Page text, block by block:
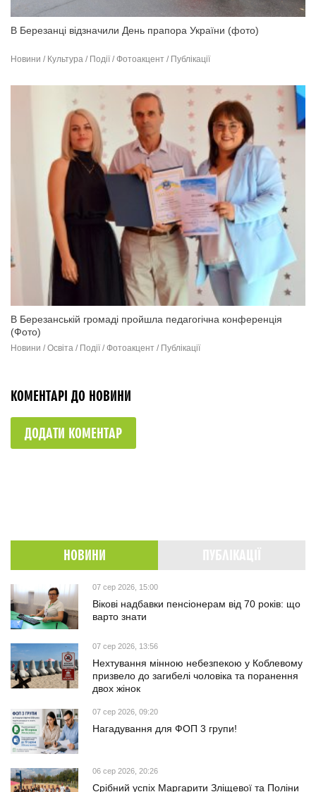
В Березанці відзначили День прапора України (фото)
Новини / Культура / Події / Фотоакцент / Публікації
В Березанській громаді пройшла педагогічна конференція
(Фото)
Новини / Освіта / Події / Фотоакцент / Публікації
КОМЕНТАРІ ДО НОВИНИ
ДОДАТИ КОМЕНТАР
НОВИНИ
07 сер 2026, 15:00
Вікові надбавки пенсіонерам від 70 років: що
варто знати
07 сер 2026, 13:56
Нехтування мінною небезпекою у Коблевому
призвело до загибелі чоловіка та поранення
двох жінок
07 сер 2026, 09:20
Нагадування для ФОП 3 групи!
06 сер 2026, 20:26
Срібний успіх Маргарити Зліщевої та Поліни